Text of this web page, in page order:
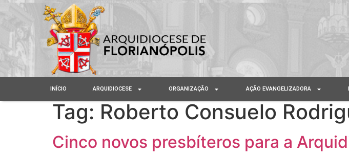
INÍCIO ARQUIDIOCESE ORGANIZAÇÃO AÇÃO EVANGELIZADORA
Tag: Roberto Consuelo
Cinco novos presbíteros para a